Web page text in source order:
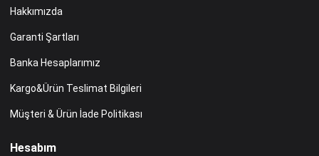
Hakkımızda
Garanti Şartları
Banka Hesaplarımız
Kargo&Ürün Teslimat Bilgileri
Müşteri & Ürün İade Politikası
Hesabım